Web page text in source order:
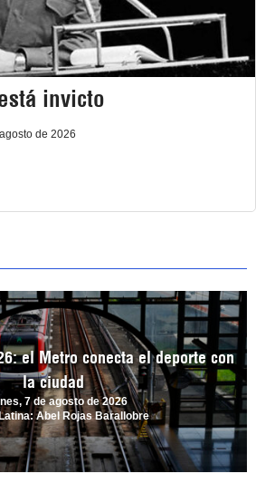
invicto
de 2026
el Metro conecta el deporte con
la ciudad
7 de agosto de 2026
Abel Rojas Barallobre